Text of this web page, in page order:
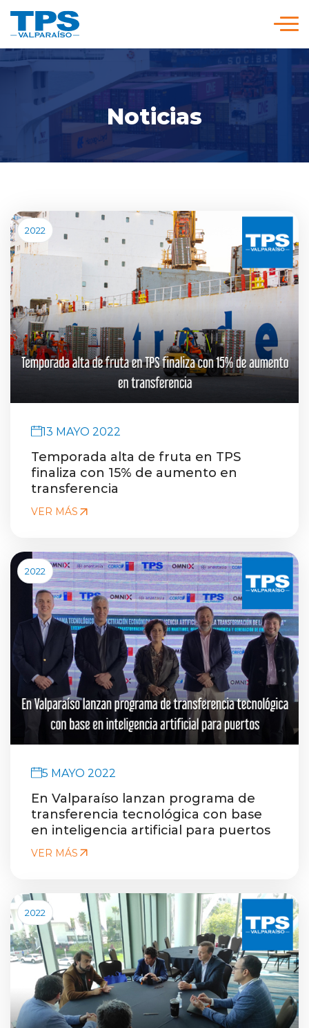
Somos TPS
Nuestra Visión Estratégica
Servicios y Tarifas
Políticas y Procedimientos
Prensa
English version modo claromodo oscuro
Noticias
2022
13 MAYO 2022
Temporada alta de fruta en TPS
finaliza con 15% de aumento en
transferencia
VER MÁS
2022
5 MAYO 2022
En Valparaíso lanzan programa de
transferencia tecnológica con base
en inteligencia artificial para puertos
VER MÁS
2022